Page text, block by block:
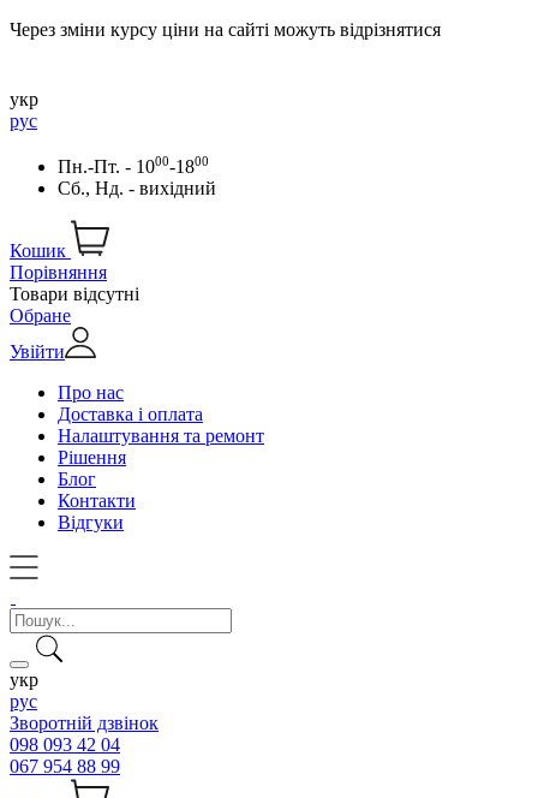
Через зміни курсу ціни на сайті можуть відрізнятися
укр
рус
Пн.-Пт. - 1000-1800
Сб., Нд. - вихідний
Кошик
Порівняння
Товари відсутні
Обране
Увійти
Про нас
Доставка і оплата
Налаштування та ремонт
Рішення
Блог
Контакти
Відгуки
укр
рус
Зворотній дзвінок
098 093 42 04
067 954 88 99